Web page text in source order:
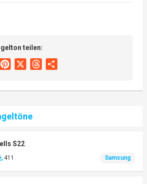
teilen:
Email Pinterest Threads
S22
411 Samsung